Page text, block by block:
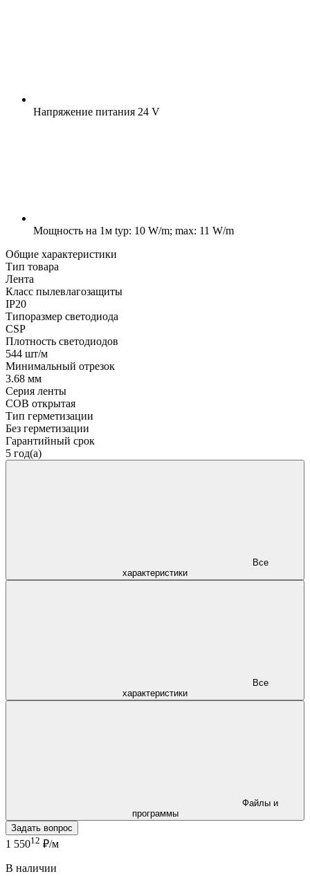
Напряжение питания 24 V
Мощность на 1м typ: 10 W/m; max: 11 W/m
Общие характеристики
Тип товара
Лента
Класс пылевлагозащиты
IP20
Типоразмер светодиода
CSP
Плотность светодиодов
544 шт/м
Минимальный отрезок
3.68 мм
Серия ленты
COB открытая
Тип герметизации
Без герметизации
Гарантийный срок
5 год(а)
характеристики
характеристики
программы
Задать вопрос
1 55012 ₽/м
В наличии